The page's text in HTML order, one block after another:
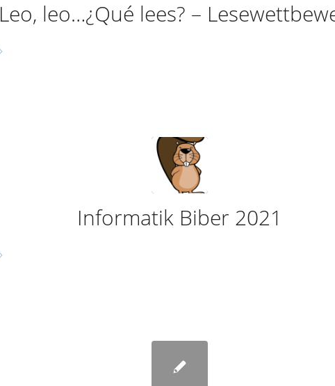
Leo, leo…¿Qué lees? –
Informatik Biber 2021